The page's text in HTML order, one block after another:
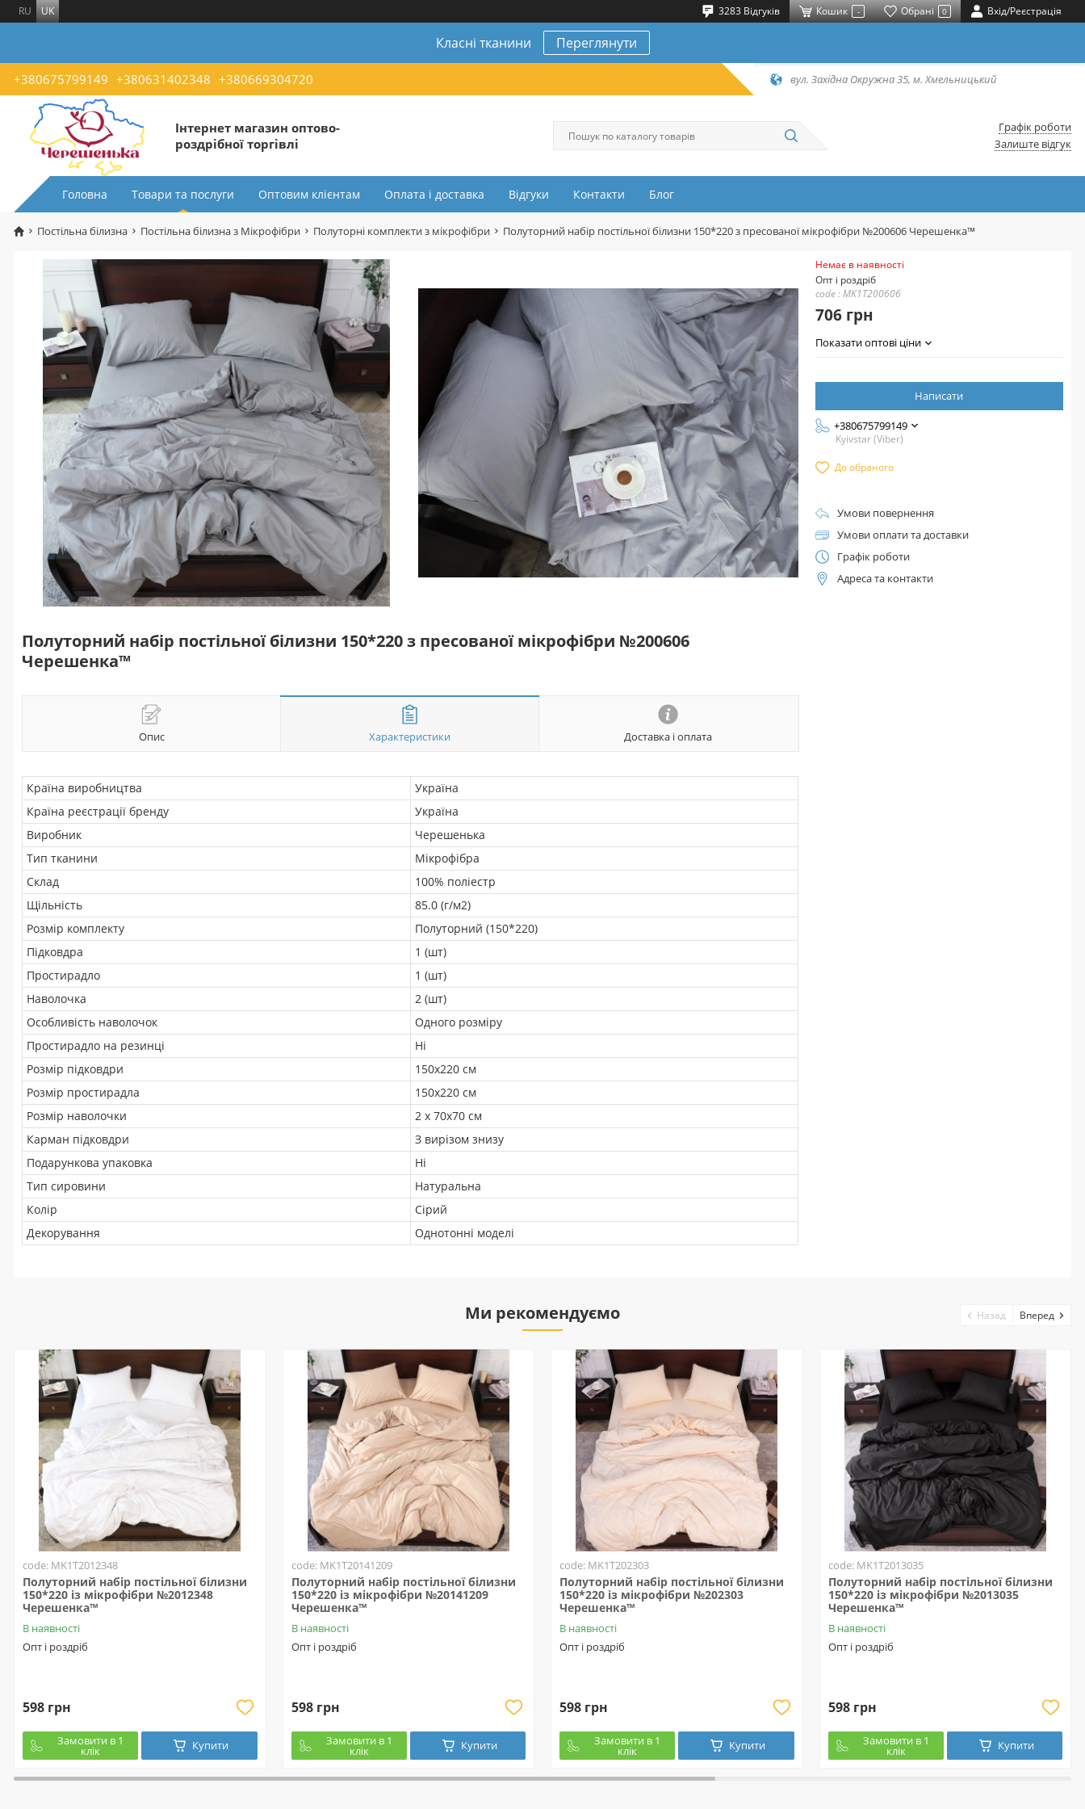
RU UK 3283 Відгуків Кошик - Обрані 0 Вхід/Реєстрація
Класні тканини Переглянути
+380675799149 +380631402348 +380669304720 вул. Західна Окружна 35, м. Хмельницький
Інтернет магазин оптово-
роздрібної торгівлі
Графік роботи
Залиште відгук
Головна Товари та послуги Оптовим клієнтам Оплата і доставка Відгуки Контакти Блог
Постільна білизна Постільна білизна з Мікрофібри Полуторні комплекти з мікрофібри Полуторний набір постільної білизни 150*220 з пресованої мікрофібри №200606 Черешенка™
Полуторний набір постільної білизни 150*220 з пресованої мікрофібри №200606
Черешенка™
Опис Характеристики Доставка і оплата
Країна виробництва
Україна
Країна реєстрації бренду
Україна
Виробник
Черешенька
Тип тканини
Мікрофібра
Склад
100% поліестр
Щільність
85.0 (г/м2)
Розмір комплекту
Полуторний (150*220)
Підковдра
1 (шт)
Простирадло
1 (шт)
Наволочка
2 (шт)
Особливість наволочок
Одного розміру
Простирадло на резинці
Ні
Розмір підковдри
150х220 см
Розмір простирадла
150х220 см
Розмір наволочки
2 х 70х70 см
Карман підковдри
З вирізом знизу
Подарункова упаковка
Ні
Тип сировини
Натуральна
Колір
Сірий
Декорування
Однотонні моделі
Немає в наявності
Опт і роздріб
code : MK1T200606
706 грн
Показати оптові ціни
Написати
+380675799149
Kyivstar (Viber)
До обраного
Умови повернення
Умови оплати та доставки
Графік роботи
Адреса та контакти
Ми рекомендуємо
code: MK1T2012348
Полуторний набір постільної білизни
150*220 із мікрофібри №2012348
Черешенка™
В наявності
Опт і роздріб
598 грн
Замовити в 1
клік Купити
code: MK1T20141209
Полуторний набір постільної білизни
150*220 із мікрофібри №20141209
Черешенка™
В наявності
Опт і роздріб
598 грн
Замовити в 1
клік Купити
code: MK1T202303
Полуторний набір постільної білизни
150*220 із мікрофібри №202303
Черешенка™
В наявності
Опт і роздріб
598 грн
Замовити в 1
клік Купити
code: MK1T2013035
Полуторний набір постільної білизни
150*220 із мікрофібри №2013035
Черешенка™
В наявності
Опт і роздріб
598 грн
Замовити в 1
клік Купити
Назад Вперед